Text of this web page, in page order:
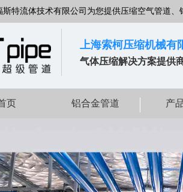
斯特流体技术有限公司为您提供压缩空气管道
上海索柯压缩机械有
气体压缩解决方案提供
页 铝合金管道 产